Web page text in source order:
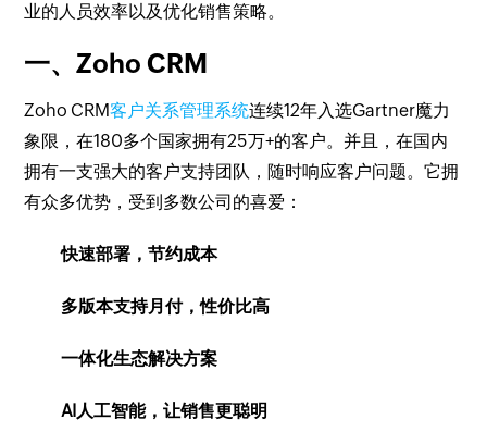
业的人员效率以及优化销售策略。
一、Zoho CRM
Zoho CRM客户关系管理系统连续12年入选Gartner魔力
象限，在180多个国家拥有25万+的客户。并且，在国内
拥有一支强大的客户支持团队，随时响应客户问题。它拥
有众多优势，受到多数公司的喜爱：
快速部署，节约成本
多版本支持月付，性价比高
一体化生态解决方案
AI人工智能，让销售更聪明